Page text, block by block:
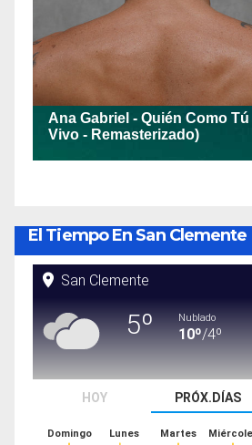
El Tiempo En San Clemente